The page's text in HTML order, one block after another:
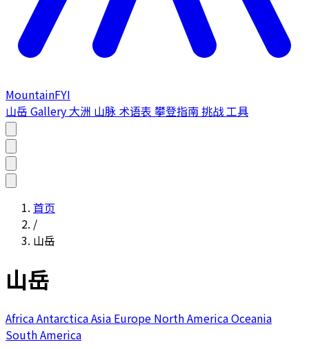
MountainFYI
山岳 Gallery 大洲 山脉 术语表 攀登指南挑战工具
首页
/
山岳
山岳
AfricaAntarcticaAsia Europe North AmericaOceania
South America